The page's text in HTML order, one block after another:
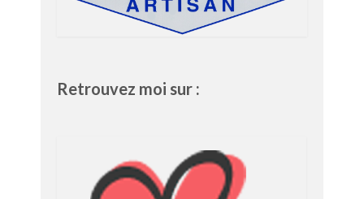
Retrouvez moi sur :